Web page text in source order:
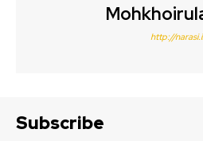
http://
Subscribe